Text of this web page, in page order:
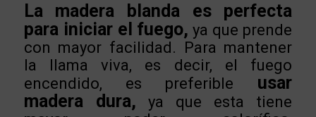
La madera blanda es perfecta
para iniciar el fuego, ya que prende
con mayor facilidad. Para mantener
la llama viva, es decir, el fuego
encendido, es preferible
usar
madera dura, ya que esta tiene